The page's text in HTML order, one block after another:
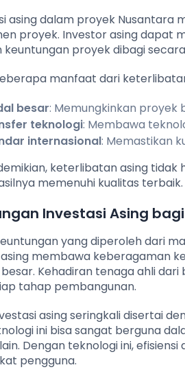
asing dalam proyek Nusantara
proyek. Investor asing dapat
keuntungan proyek dibagi
manfaat dari
besar: Memungkinkan proyek
teknologi: Membawa
internasional: Memastikan
keterlibatan asing
memenuhi kualitas terbaik.
Investasi Asing
yang diperoleh dari
membawa keberagaman
Kehadiran tenaga ahli
tahap pembangunan.
asing seringkali disertai
ini bisa sangat berguna
Dengan teknologi ini,
pengguna.